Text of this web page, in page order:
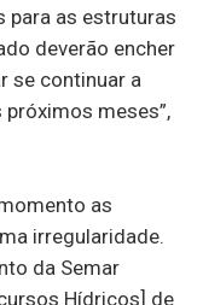
para as estruturas
deverão encher
se continuar a
meses”,
as
irregularidade.
da Semar
Hídricos] de